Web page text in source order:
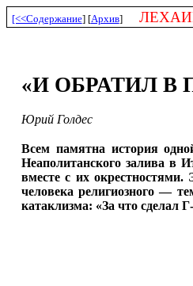
[<<Содержание] [Архив]
«И ОБРАТИЛ В
Юрий Голдес
Всем памятна история
Неаполитанского залива в
вместе с их
человека религиозного —
катаклизма: «За что сделал